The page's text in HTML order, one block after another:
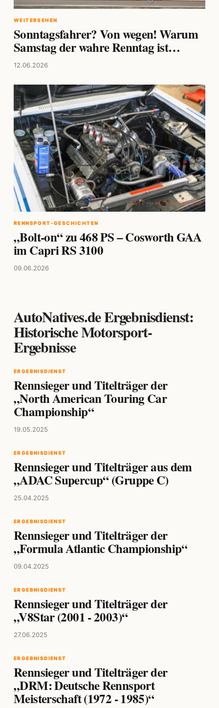
WEITERSEHEN
Sonntagsfahrer? Von wegen! Warum
Samstag der wahre Renntag ist…
12.06.2026
RENNSPORT-GESCHICHTEN
„Bolt-on“ zu 468 PS – Cosworth GAA
im Capri RS 3100
09.06.2026
AutoNatives.de Ergebnisdienst:
Historische Motorsport-
Ergebnisse
ERGEBNISDIENST
Rennsieger und Titelträger der
„North American Touring Car
Championship“
19.05.2025
ERGEBNISDIENST
Rennsieger und Titelträger aus dem
„ADAC Supercup“ (Gruppe C)
25.04.2025
ERGEBNISDIENST
Rennsieger und Titelträger der
„Formula Atlantic Championship“
09.04.2025
ERGEBNISDIENST
Rennsieger und Titelträger der
„V8Star (2001 - 2003)“
27.06.2025
ERGEBNISDIENST
Rennsieger und Titelträger der
„DRM: Deutsche Rennsport
Meisterschaft (1972 - 1985)“